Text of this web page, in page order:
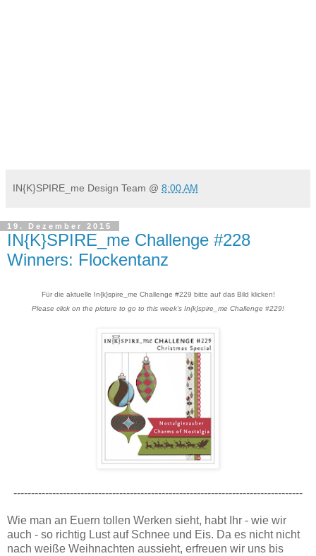
IN{K}SPIRE_me Design Team @ 8:00 AM
19. Dezember 2015
IN{K}SPIRE_me Challenge #228
Winners: Flockentanz
Für die aktuelle In{k}spire_me Challenge #229 bitte auf das Bild klicken!
Please click on the picture to go to this week's In{k}spire_me Challenge #229!
----------------------------------------------------------------------------------
Wie man an Euern tollen Werken sieht, habt Ihr - wie wir
auch - so richtig Lust auf Schnee und Eis. Da es nichtnicht
nach weiße Weihnachten aussieht, erfreuen wir uns bis